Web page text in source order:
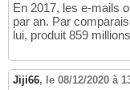
En 2017, les e-mails
par an. Par
lui, produit 859
Jiji66, le 08/12/2020 à